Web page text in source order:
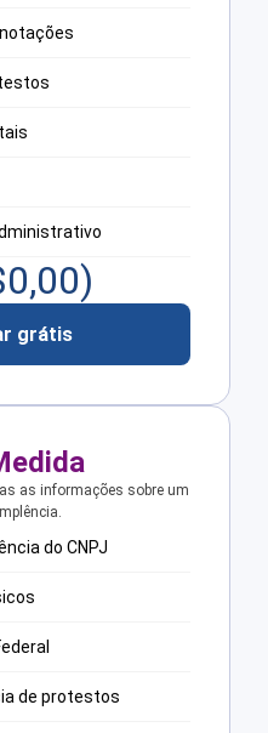
0,00)
grátis
as informações sobre um
do CNPJ
de protestos